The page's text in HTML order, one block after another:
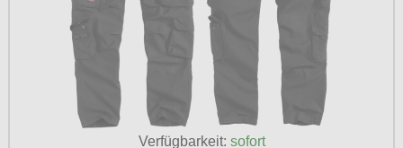
Vixxsin
Voodoo Vixen
Warrior Clothing
Verfügbarkeit: sofort